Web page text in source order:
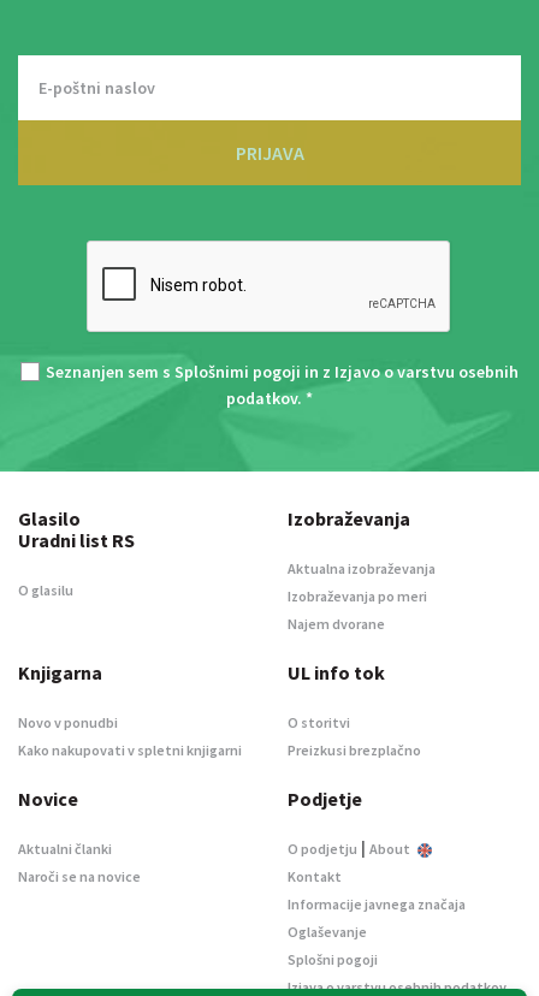
PRIJAVA
Seznanjen sem s Splošnimi pogoji in z Izjavo o varstvu osebnih
podatkov. *
Glasilo
Uradni list RS
O glasilu
Izobraževanja
Aktualna izobraževanja
Izobraževanja po meri
Najem dvorane
Knjigarna
Novo v ponudbi
Kako nakupovati v spletni knjigarni
UL info tok
O storitvi
Preizkusi brezplačno
Novice
Aktualni članki
Naroči se na novice
Podjetje
O podjetju | About
Kontakt
Informacije javnega značaja
Oglaševanje
Splošni pogoji
Izjava o varstvu osebnih podatkov